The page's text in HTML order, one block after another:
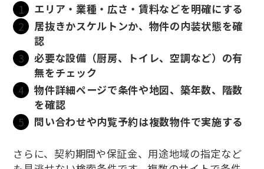
エリア・業種・広さ・賃料などを明確にする
居抜きかスケルトンか、物件の内装状態を確
認
必要な設備（厨房、トイレ、空調など）の有
無をチェック
物件詳細ページで条件や地図、築年数、階数
を確認
問い合わせや内覧予約は複数物件で実施する
さらに、契約期間や保証金、用途地域の指定など